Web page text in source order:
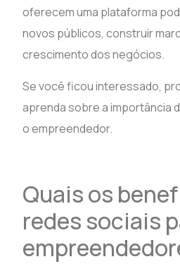
oferecem uma plataforma
novos públicos, construir
crescimento dos negócios.
Se você ficou interessado,
aprenda sobre a importância
o empreendedor.
Quais os
redes sociais